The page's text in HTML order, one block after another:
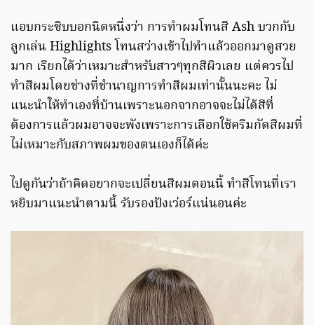
แอบกระซิบบอกนิดหนึ่งว่า การทำผมโทนสี Ash บวกกับ
ลูกเล่น Highlights โทนสว่างเข้าไปทำแล้วออกมาดูสวย
มาก เรียกได้ว่าเหมาะสำหรับสาวๆทุกสีผิวเลย แต่ควรไป
ทำสีผมโดยช่างที่ชำนาญการทำสีผมเท่านั้นนะคะ ไม่
แนะนำให้ทำเองที่บ้านเพราะนอกจากอาจจะไม่ได้สีที่
ต้องการแล้วผมอาจจะพังเพราะการเลือกใช้ครีมกัดสีผมที่
ไม่เหมาะกับสภาพผมของตนเองก็ได้ค่ะ
ไปดูกันว่าถ้าคิดอยากจะเปลี่ยนสีผมตอนนี้ ทำสีโทนที่เรา
หยิบมาแนะนำตามนี้ รับรองปังเว่อร์แน่นอนค่ะ